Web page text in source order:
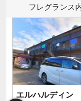
フレグランス
エルハルディン